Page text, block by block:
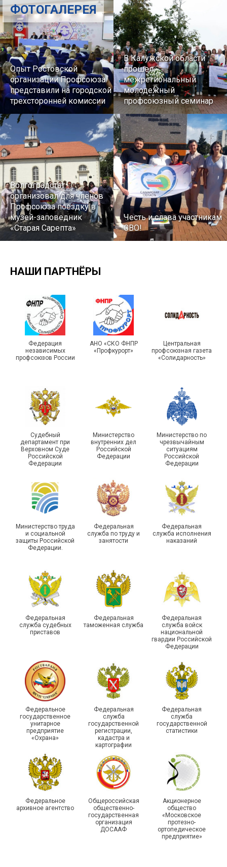
Опыт Ростовской
организации Профсоюза
представили на городской
трехсторонней комиссии
В Калужской области
прошел
межрегиональный
молодежный
профсоюзный семинар
Волгоградстат
организовал для членов
Профсоюза поездку в
музей-заповедник
«Старая Сарепта»
Честь и слава участникам
СВО!
IX Туристический слёт
Московской городской
организации Профсоюза
Турслет и Спартакиада –
праздники спорта и
туризма прошли в Омской
области
Чествование ветеранов
боевых действий
Самарской области
Подписано соглашение с
области
Единство традиций и сила
организаций ГУФСИН
России по Пермскому
краю приняли участие в
туристическом слете
215-й юбилей
государственной
статистики отметили в
Республике Саха (Якутия)
Храбрым детям – добрые
подарки
ФОТОГАЛЕРЕЯ
НАШИ ПАРТНЁРЫ
Федерация
независимых
профсоюзов России
АНО «СКО ФНПР
«Профкурорт»
Центральная
профсоюзная газета
«Солидарность»
Судебный
департамент при
Верховном Суде
Российской
Федерации
Министерство
внутренних дел
Российской
Федерации
Министерство по
чрезвычайным
ситуациям
Российской
Федерации
Министерство труда
и социальной
защиты Российской
Федерации.
Федеральная
служба по труду и
занятости
Федеральная
служба исполнения
наказаний
Федеральная
служба судебных
приставов
Федеральная
таможенная служба
Федеральная
служба войск
национальной
гвардии Российской
Федерации
Федеральное
государственное
унитарное
предприятие
«Охрана»
Федеральная
служба
государственной
регистрации,
кадастра и
картографии
Федеральная
служба
государственной
статистики
Федеральное
архивное агентство
Общероссийская
общественно-
государственная
организация
ДОСААФ
Акционерное
общество
«Московское
протезно-
ортопедическое
предприятие»